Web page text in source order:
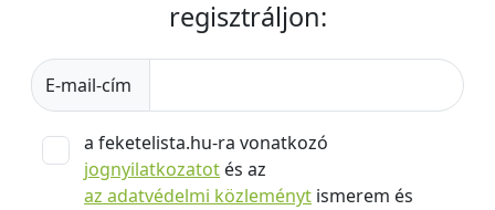
regisztráljon:
E-mail-cím
a feketelista.hu-ra vonatkozó
jognyilatkozatot és az
az adatvédelmi közleményt ismerem és